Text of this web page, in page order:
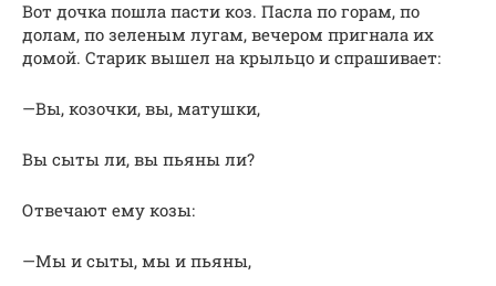
Вот дочка пошла пасти коз. Пасла по горам, по
долам, по зеленым лугам, вечером пригнала их
домой. Старик вышел на крыльцо и спрашивает:
—Вы, козочки, вы, матушки,
Вы сыты ли, вы пьяны ли?
Отвечают ему козы:
—Мы и сыты, мы и пьяны,